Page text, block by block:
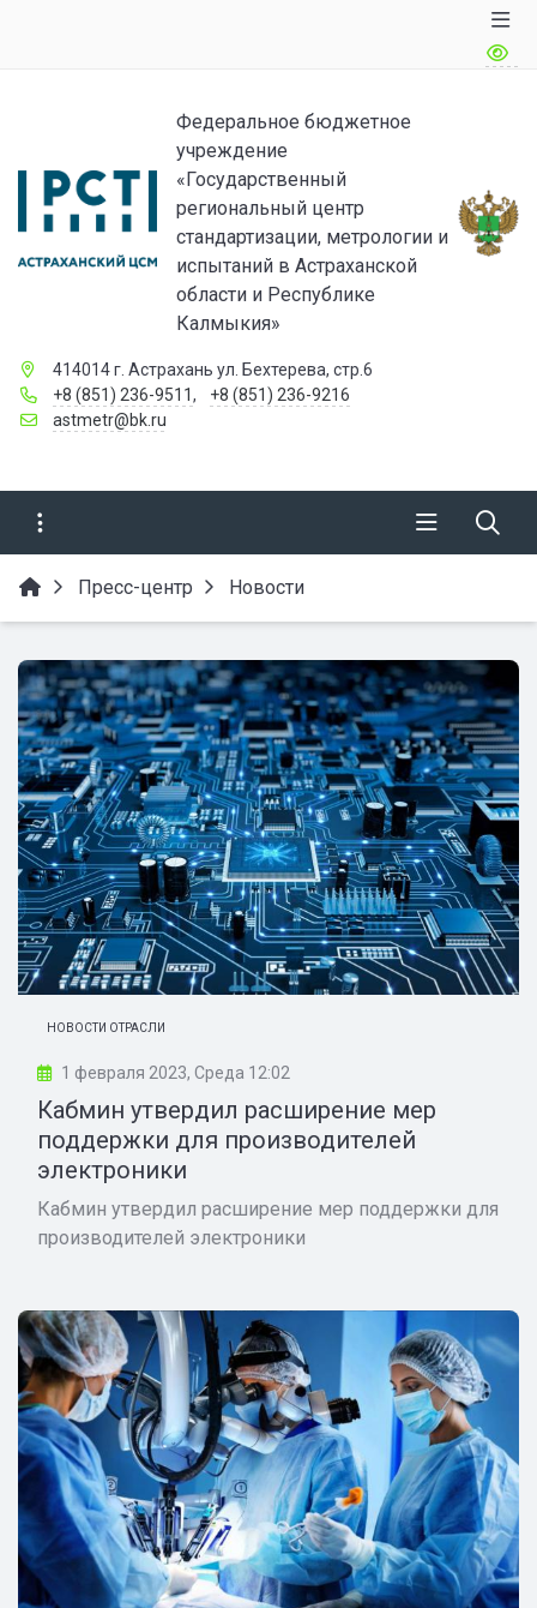
Федеральное бюджетное
учреждение
«Государственный
региональный центр
стандартизации, метрологии и
испытаний в Астраханской
области и Республике
Калмыкия»
414014 г. Астрахань ул. Бехтерева, стр.6
+8 (851) 236-9511,
+8 (851) 236-9216
astmetr@bk.ru
Пресс-центр Новости
НОВОСТИ ОТРАСЛИ
1 февраля 2023, Среда 12:02
Кабмин утвердил расширение мер
поддержки для производителей
электроники
Кабмин утвердил расширение мер поддержки для
производителей электроники